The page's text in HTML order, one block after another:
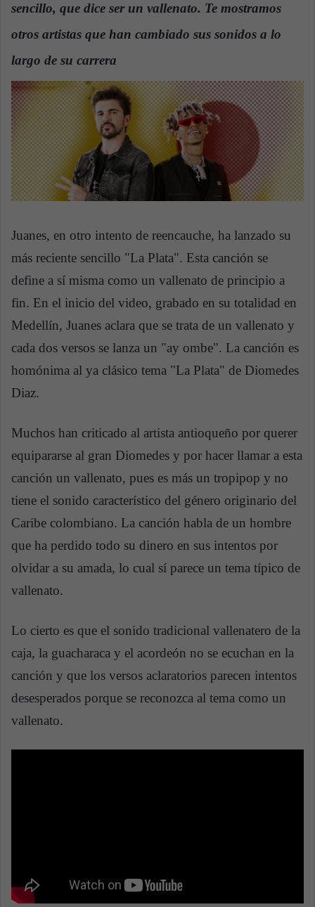
sencillo, que dice ser un vallenato. Te mostramos
otros artistas que han cambiado sus sonidos a lo
largo de su carrera
Juanes, en otro intento de reencauche, ha lanzado su
más reciente sencillo "La Plata". Esta canción se
define a sí misma como un vallenato de principio a
fin. En el inicio del video, grabado en su totalidad en
Medellín, Juanes aclara que se trata de un vallenato y
cada dos versos se lanza un "ay ombe". La canción es
homónima al ya clásico tema "La Plata" de Diomedes
Diaz.
Muchos han criticado al artista antioqueño por querer
equipararse al gran Diomedes y por hacer llamar a esta
canción un vallenato, pues es más un tropipop y no
tiene el sonido característico del género originario del
Caribe colombiano. La canción habla de un hombre
que ha perdido todo su dinero en sus intentos por
olvidar a su amada, lo cual sí parece un tema típico de
vallenato.
Lo cierto es que el sonido tradicional vallenatero de la
caja, la guacharaca y el acordeón no se ecuchan en la
canción y que los versos aclaratorios parecen intentos
desesperados porque se reconozca al tema como un
vallenato.